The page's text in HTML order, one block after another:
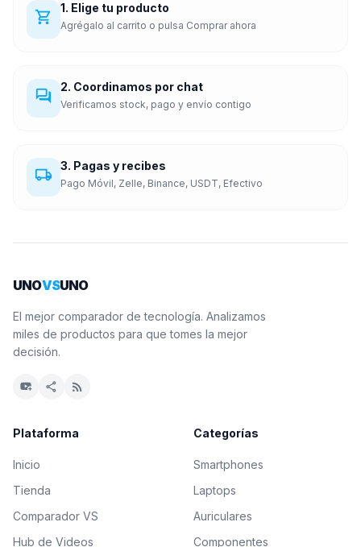
shopping_cart 1. Elige tu producto
Agrégalo al carrito o pulsa Comprar ahora
forum 2. Coordinamos por chat
Verificamos stock, pago y envío contigo
local_shipping 3. Pagas y recibes
Pago Móvil, Zelle, Binance, USDT, Efectivo
UNOVSUNO
El mejor comparador de tecnología. Analizamos
miles de productos para que tomes la mejor
decisión.
youtube_activity share rss_feed
Plataforma
Inicio
Tienda
Comparador VS
Hub de Videos
Categorías
Smartphones
Laptops
Auriculares
Componentes